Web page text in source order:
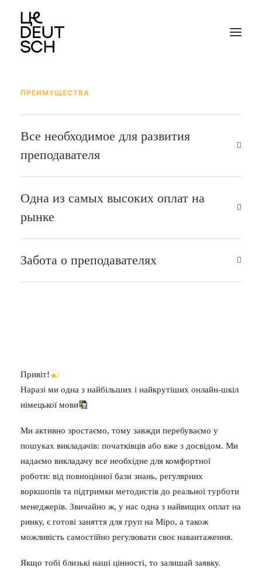
ПРЕИМУЩЕСТВА
Все необходимое для развития
преподавателя
Одна из самых высоких оплат на
рынке
Забота о преподавателях
Привіт!
Наразі ми одна з найбільших і найкрутіших онлайн-шкіл
німецької мови
Ми активно зростаємо, тому завжди перебуваємо у
пошуках викладачів: початківців або вже з досвідом. Ми
надаємо викладачу все необхідне для комфортної
роботи: від повноцінної бази знань, регулярних
воркшопів та підтримки методистів до реальної турботи
менеджерів. Звичайно ж, у нас одна з найвищих оплат на
ринку, є готові заняття для груп на Міро, а також
можливість самостійно регулювати своє навантаження.
Якщо тобі близькі наші цінності, то залишай заявку.